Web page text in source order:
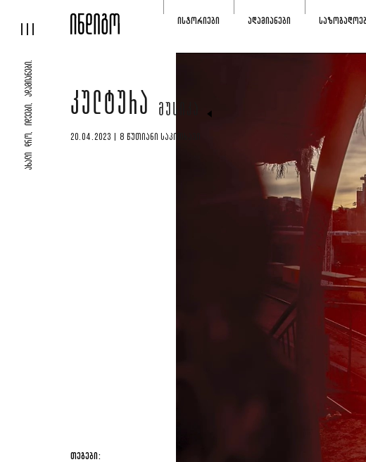
ᲐᲮᲐᲚᲘ ᲓᲠᲝ, ᲘᲓᲔᲔᲑᲘ, ᲐᲓᲐᲛᲘᲐᲜᲔᲑᲘ.
ᲘᲡᲢᲝᲠᲘᲔᲑᲘ ᲐᲓᲐᲛᲘᲐᲜᲔᲑᲘ
ᲙᲣᲚᲢᲣᲠᲐ ᲛᲣᲡᲘᲙᲐ
20.04.2023 | 8 ᲬᲣᲗᲘᲐᲜᲘ ᲡᲐᲙᲘᲗᲮᲐᲕᲘ
ᲗᲔᲒᲔᲑᲘ: